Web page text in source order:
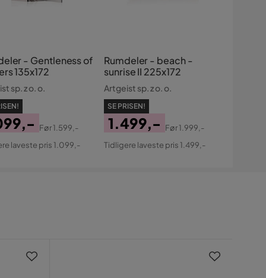
- Gentleness of
135x172
sp. z o. o.
Før1.599,-
laveste pris 1.099,-
Rumdeler - beach -
sunrise II 225x172
Artgeist sp. z o. o.
SE PRISEN!
Pris
1.499,-
Original
Før1.999,-
Tidligere laveste pris 1.499,-